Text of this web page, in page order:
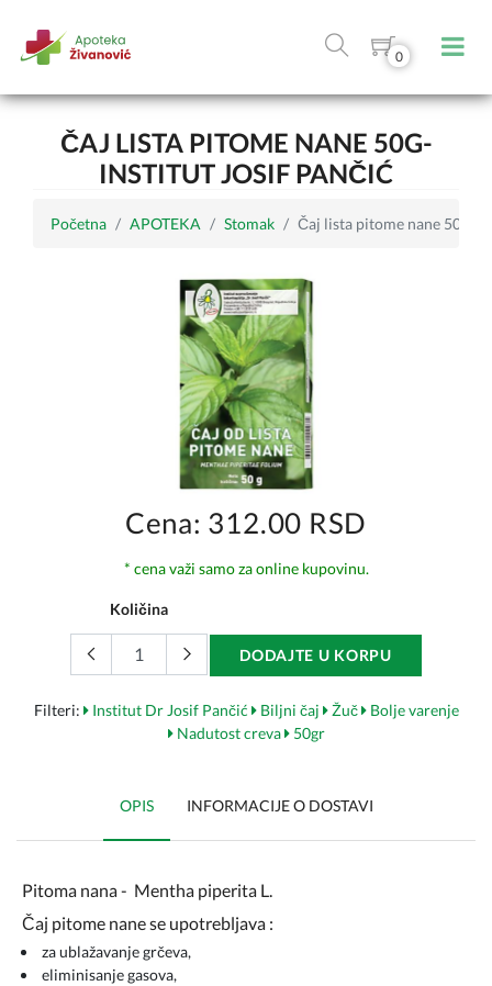
0
ČAJ LISTA PITOME NANE 50G-
INSTITUT JOSIF PANČIĆ
Početna APOTEKA Stomak Čaj lista pitome nane 50g-
Cena: 312.00 RSD
* cena važi samo za online kupovinu.
Količina
DODAJTE U KORPU
Filteri: Institut Dr Josif Pančić Biljni čaj Žuč Bolje varenje
Nadutost creva 50gr
OPIS INFORMACIJE O DOSTAVI
Pitoma nana - Mentha piperita L.
Čaj pitome nane se upotrebljava :
za ublažavanje grčeva,
eliminisanje gasova,